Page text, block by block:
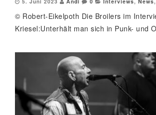
© Robert-Eikelpoth Die Broilers im
Kriesel:Unterhält man sich in Punk- und